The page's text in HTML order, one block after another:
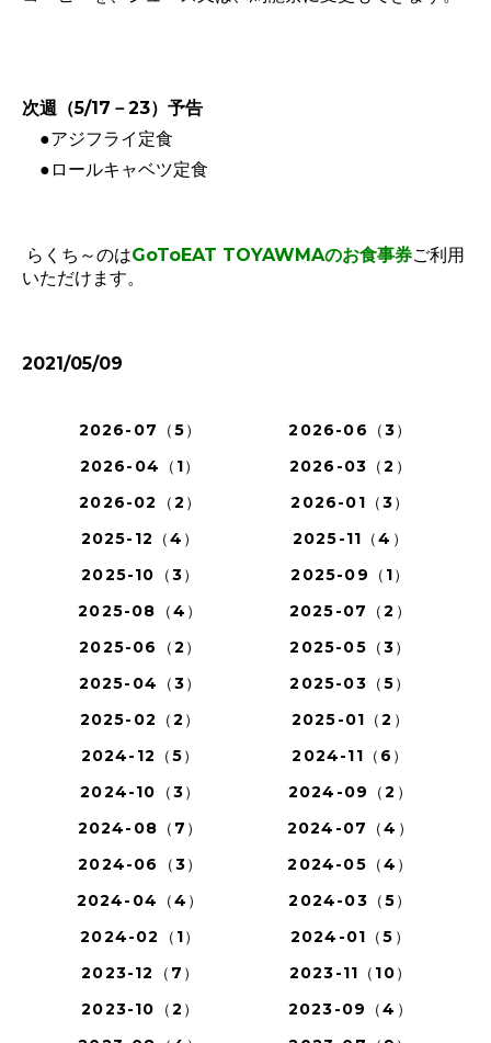
次週（5/17－23）予告
●アジフライ定食
●ロールキャベツ定食
らくち～のはGoToEAT TOYAWMAのお食事券ご利用
いただけます。
2021/05/09
2026-07（5）
2026-06（3）
2026-04（1）
2026-03（2）
2026-02（2）
2026-01（3）
2025-12（4）
2025-11（4）
2025-10（3）
2025-09（1）
2025-08（4）
2025-07（2）
2025-06（2）
2025-05（3）
2025-04（3）
2025-03（5）
2025-02（2）
2025-01（2）
2024-12（5）
2024-11（6）
2024-10（3）
2024-09（2）
2024-08（7）
2024-07（4）
2024-06（3）
2024-05（4）
2024-04（4）
2024-03（5）
2024-02（1）
2024-01（5）
2023-12（7）
2023-11（10）
2023-10（2）
2023-09（4）